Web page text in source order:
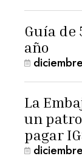
Guía de
año
La
un
pagar